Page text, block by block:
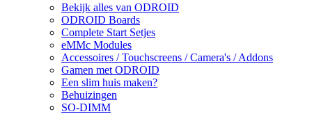
Bekijk alles van ODROID
ODROID Boards
Complete Start Setjes
eMMc Modules
Accessoires / Touchscreens / Camera's / Addons
Gamen met ODROID
Een slim huis maken?
Behuizingen
SO-DIMM